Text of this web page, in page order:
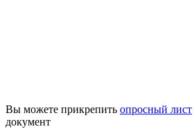
Вы можете прикрепить опросный лист
документ